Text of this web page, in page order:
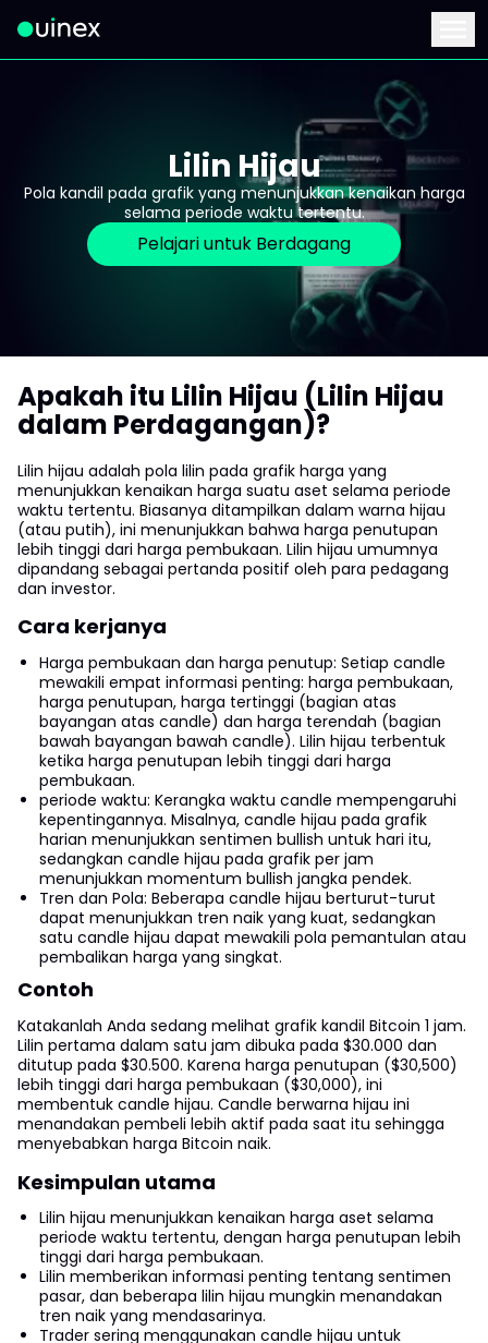
Ini adalah logo dan jika diklik akan mengarahkan Anda ke
Lilin Hijau
Pola kandil pada grafik yang menunjukkan kenaikan harga
selama periode waktu tertentu.
Pelajari untuk Berdagang
Apakah itu Lilin Hijau (Lilin Hijau
dalam Perdagangan)?
Lilin hijau adalah pola lilin pada grafik harga yang
menunjukkan kenaikan harga suatu aset selama periode
waktu tertentu. Biasanya ditampilkan dalam warna hijau
(atau putih), ini menunjukkan bahwa harga penutupan
lebih tinggi dari harga pembukaan. Lilin hijau umumnya
dipandang sebagai pertanda positif oleh para pedagang
dan investor.
Cara kerjanya
Harga pembukaan dan harga penutup: Setiap candle
mewakili empat informasi penting: harga pembukaan,
harga penutupan, harga tertinggi (bagian atas
bayangan atas candle) dan harga terendah (bagian
bawah bayangan bawah candle). Lilin hijau terbentuk
ketika harga penutupan lebih tinggi dari harga
pembukaan.
periode waktu: Kerangka waktu candle mempengaruhi
kepentingannya. Misalnya, candle hijau pada grafik
harian menunjukkan sentimen bullish untuk hari itu,
sedangkan candle hijau pada grafik per jam
menunjukkan momentum bullish jangka pendek.
Tren dan Pola: Beberapa candle hijau berturut-turut
dapat menunjukkan tren naik yang kuat, sedangkan
satu candle hijau dapat mewakili pola pemantulan atau
pembalikan harga yang singkat.
Contoh
Katakanlah Anda sedang melihat grafik kandil Bitcoin 1 jam.
Lilin pertama dalam satu jam dibuka pada $30.000 dan
ditutup pada $30.500. Karena harga penutupan ($30,500)
lebih tinggi dari harga pembukaan ($30,000), ini
membentuk candle hijau. Candle berwarna hijau ini
menandakan pembeli lebih aktif pada saat itu sehingga
menyebabkan harga Bitcoin naik.
Kesimpulan utama
Lilin hijau menunjukkan kenaikan harga aset selama
periode waktu tertentu, dengan harga penutupan lebih
tinggi dari harga pembukaan.
Lilin memberikan informasi penting tentang sentimen
pasar, dan beberapa lilin hijau mungkin menandakan
tren naik yang mendasarinya.
Trader sering menggunakan candle hijau untuk